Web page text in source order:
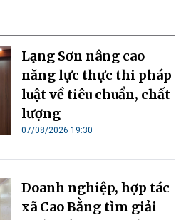
Lạng Sơn nâng cao
năng lực thực thi pháp
luật về tiêu chuẩn, chất
lượng
07/08/2026 19:30
Doanh nghiệp, hợp tác
xã Cao Bằng tìm giải